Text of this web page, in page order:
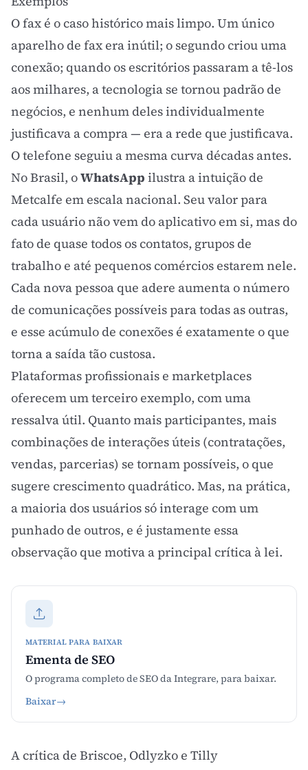
O fax é o caso histórico mais limpo. Um único
aparelho de fax era inútil; o segundo criou uma
conexão; quando os escritórios passaram a tê-los
aos milhares, a tecnologia se tornou padrão de
negócios, e nenhum deles individualmente
justificava a compra — era a rede que justificava.
O telefone seguiu a mesma curva décadas antes.
No Brasil, oWhatsApp ilustra a intuição de
Metcalfe em escala nacional. Seu valor para
cada usuário não vem do aplicativo em si, mas do
fato de quase todos os contatos, grupos de
trabalho e até pequenos comércios estarem nele.
Cada nova pessoa que adere aumenta o número
de comunicações possíveis para todas as outras,
e esse acúmulo de conexões é exatamente o que
torna a saída tão custosa.
Plataformas profissionais e marketplaces
oferecem um terceiro exemplo, com uma
ressalva útil. Quanto mais participantes, mais
combinações de interações úteis (contratações,
vendas, parcerias) se tornam possíveis, o que
sugere crescimento quadrático. Mas, na prática,
a maioria dos usuários só interage com um
punhado de outros, e é justamente essa
observação que motiva a principal crítica à lei.
MATERIAL PARA BAIXAR
Ementa de SEO
O programa completo de SEO da Integrare, para baixar.
Baixar→
A crítica de Briscoe, Odlyzko e Tilly